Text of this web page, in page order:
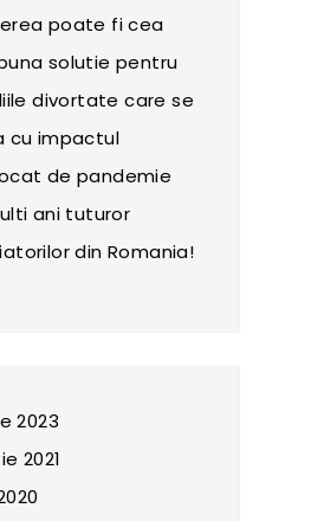
poate fi cea
solutie pentru
divortate care se
cu impactul
de pandemie
ani tuturor
din Romania!
2023
2021